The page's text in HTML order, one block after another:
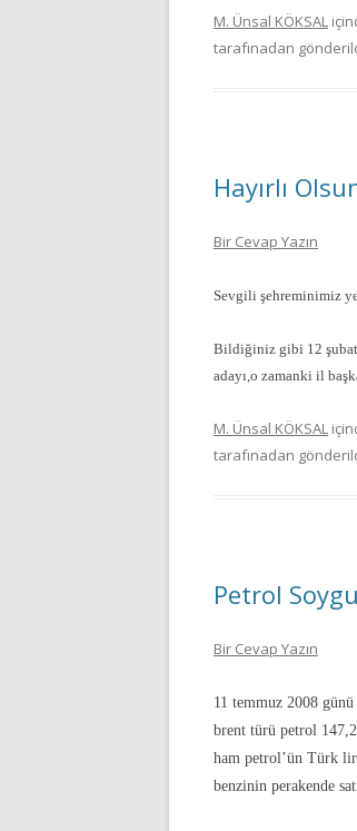
M. Ünsal KÖKSAL
tarafınadan
Hayırlı
Bir Cevap Yazın
Sevgili şehreminimiz
Bildiğiniz gibi 12 şubat
adayı,o zamanki il
M. Ünsal KÖKSAL
tarafınadan
Petrol
Bir Cevap Yazın
11 temmuz 2008
brent türü petrol
ham petrol’ün Türk
benzinin perakende